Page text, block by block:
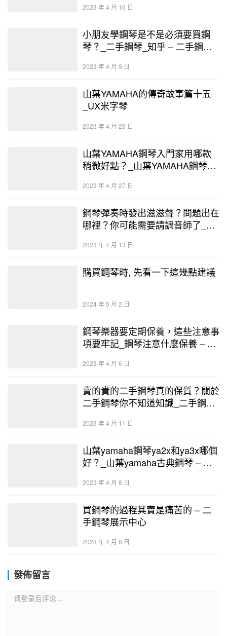
2023 年 4 月 16 日
小朋友學鋼琴是不是必須要買鋼
琴？_二手鋼琴_知乎 – 二手鋼琴
2023 年 4 月 9 日
山葉YAMAHA的傳奇故事篇十五
_UX米字琴
2023 年 4 月 23 日
山葉YAMAHA鋼琴入門家用哪款
稍微好點？_山葉YAMAHA鋼琴_
2023 年 4 月 27 日
鋼琴彈奏時發出滋滋聲？問題出在
哪裡？你可能需要請調音師了_鋼
心
2023 年 4 月 13 日
購買鋼琴時, 先看一下這幾點建議
2024 年 5 月 2 日
鋼琴樂器要定期保養，這些注意事
項要牢記_鋼琴注意什麼保養 – 二
2023 年 4 月 6 日
賣的貴的二手鋼琴真的保質？關於
二手鋼琴你不知道知識_二手鋼琴
2023 年 4 月 11 日
山葉yamaha鋼琴ya2x和ya3x哪個
好？_山葉yamaha古典鋼琴 – 二
2023 年 4 月 8 日
買鋼琴的過程其實是痛苦的 – 二
手鋼琴展示中心
2023 年 4 月 8 日
發佈留言
请登录后评论...